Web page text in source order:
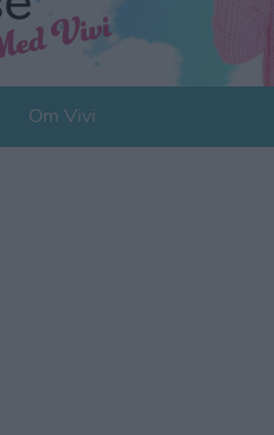
Om Vivi